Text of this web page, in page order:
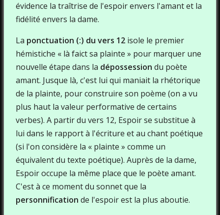
évidence la traîtrise de l'espoir envers l'amant et la
fidélité envers la dame.
La ponctuation (:) du vers 12 isole le premier
hémistiche « là faict sa plainte » pour marquer une
nouvelle étape dans la dépossession du poète
amant. Jusque là, c'est lui qui maniait la rhétorique
de la plainte, pour construire son poème (on a vu
plus haut la valeur performative de certains
verbes). A partir du vers 12, Espoir se substitue à
lui dans le rapport à l'écriture et au chant poétique
(si l'on considère la « plainte » comme un
équivalent du texte poétique). Auprès de la dame,
Espoir occupe la même place que le poète amant.
C'est à ce moment du sonnet que la
personnification de l'espoir est la plus aboutie.